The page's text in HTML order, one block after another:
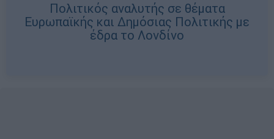
Πολιτικός αναλυτής σε θέματα
Ευρωπαϊκής και Δημόσιας Πολιτικής με
έδρα το Λονδίνο